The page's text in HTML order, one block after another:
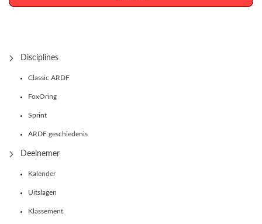
Disciplines
Classic ARDF
FoxOring
Sprint
ARDF geschiedenis
Deelnemer
Kalender
Uitslagen
Klassement